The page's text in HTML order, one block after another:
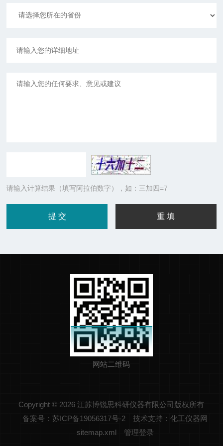
请输入计算结果（填写阿拉伯数字），如：三加四=7
网站二维码
Copyright © 2026 江苏博锐思科研仪器有限公司版权所有
备案号：苏ICP备19056317号-2
技术支持：化工仪器网
sitemap.xml
管理登录